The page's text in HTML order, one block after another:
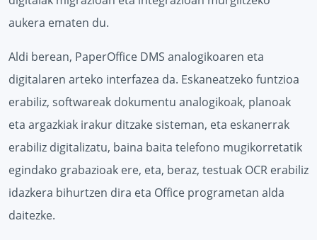
aukera ematen du.
Aldi berean, PaperOffice DMS analogikoaren eta
digitalaren arteko interfazea da. Eskaneatzeko funtzioa
erabiliz, softwareak dokumentu analogikoak, planoak
eta argazkiak irakur ditzake sisteman, eta eskanerrak
erabiliz digitalizatu, baina baita telefono mugikorretatik
egindako grabazioak ere, eta, beraz, testuak OCR erabiliz
idazkera bihurtzen dira eta Office programetan alda
daitezke.